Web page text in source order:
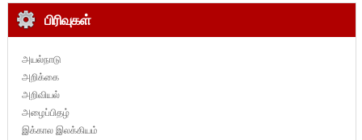
பிரிவுகள்
அயல்நாடு
அறிக்கை
அறிவியல்
அழைப்பிதழ்
இக்கால இலக்கியம்